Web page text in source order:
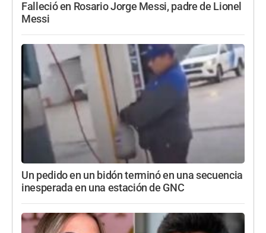
Falleció en Rosario Jorge Messi, padre de Lionel
Messi
Un pedido en un bidón terminó en una secuencia
inesperada en una estación de GNC